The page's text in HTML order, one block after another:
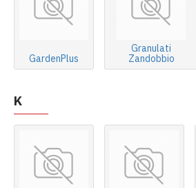
GardenPlus
Granulati
Zandobbio
K